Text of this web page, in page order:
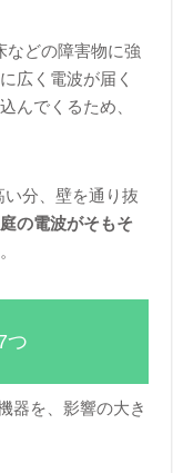
などの障害物に強
広く電波が届く
んでくるため、
分、壁を通り抜
の電波がそもそ
つ
器を、影響の大き